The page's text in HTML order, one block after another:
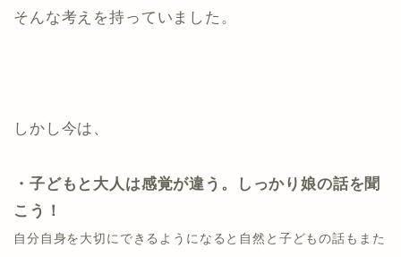
そんな考えを持っていました。
しかし今は、
・子どもと大人は感覚が違う。しっかり娘の話を聞
こう！
自分自身を大切にできるようになると自然と子どもの話もまた